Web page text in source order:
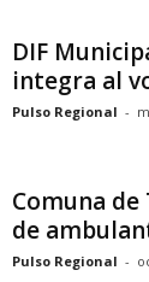
DIF
integra al
Pulso Regional -
Comuna
de
Pulso Regional -